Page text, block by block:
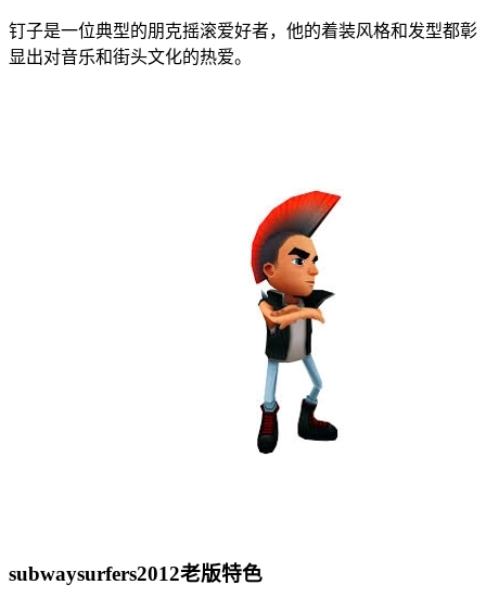
钉子是一位典型的朋克摇滚爱好者，他的着装风格和发型都彰
显出对音乐和街头文化的热爱。
subwaysurfers2012老版特色